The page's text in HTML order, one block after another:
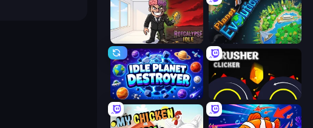
Rotcalypse: Idle Incremental Planet Evolution: Idle Clicker
Idle Planet Destroyer Crusher Clicker